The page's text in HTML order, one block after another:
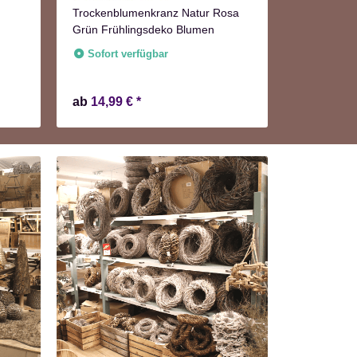
Trockenblumenkranz Natur Rosa
Grün Frühlingsdeko Blumen
Sofort verfügbar
ab 14,99 € *